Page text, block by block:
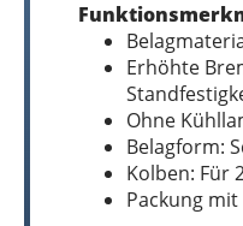
Erhöhte
Ohne
Belagform:
Kolben: Für
Packung mit